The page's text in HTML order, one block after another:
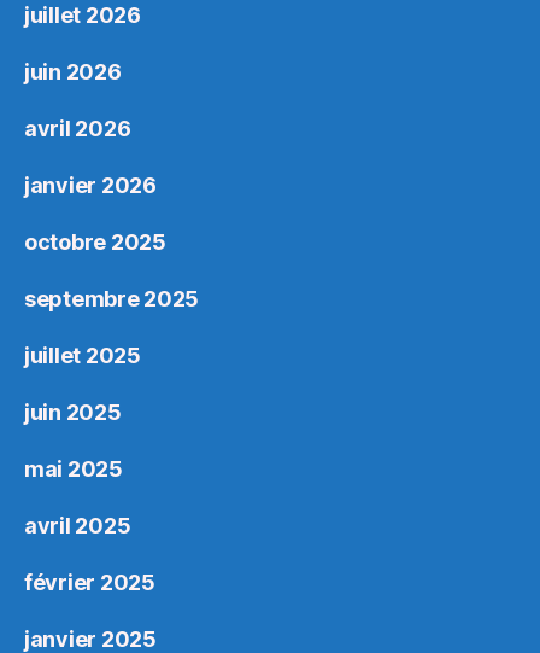
juillet 2026
juin 2026
avril 2026
janvier 2026
octobre 2025
septembre 2025
juillet 2025
juin 2025
mai 2025
avril 2025
février 2025
janvier 2025